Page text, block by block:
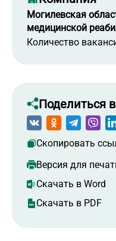
Могилевская
медицинской
Количество
Поделиться
Скопировать
Версия для
Скачать в Word
Скачать в PDF